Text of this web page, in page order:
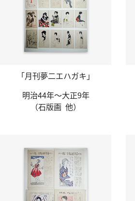
「月刊夢二エハガキ」
明治44年～大正9年
（石版画 他）